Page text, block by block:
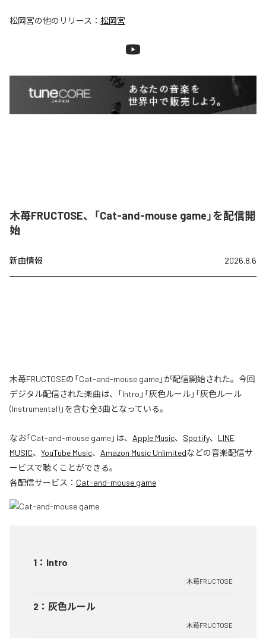
松岡宮の他のリリース： 松岡宮
木苺FRUCTOSE、「Cat-and-mouse game」を配信開
始
新曲情報 2026.8.6
木苺FRUCTOSEの「Cat-and-mouse game」が配信開始された。今回
デジタル配信された楽曲は、「Intro」「灰色ルール」「灰色ルール
(Instrumental)」を含む全3曲となっている。
なお「Cat-and-mouse game」は、 Apple Music、 Spotify、 LINE
MUSIC、 YouTube Music、 Amazon Music Unlimitedなどの音楽配信サ
ービスで聴くことができる。
各配信サービス： Cat-and-mouse game
1 ： Intro
木苺FRUCTOSE
2 ： 灰色ルール
木苺FRUCTOSE